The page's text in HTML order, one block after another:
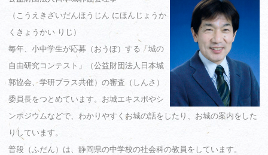
（こうえきざいだんほうじん にほんじょうか
くきょうかい りじ）
毎年、小中学生が応募（おうぼ）する「城の
自由研究コンテスト」（公益財団法人日本城
郭協会、学研プラス共催）の審査（しんさ）
委員長をつとめています。お城エキスポやシ
ンポジウムなどで、わかりやすくお城の話をしたり、お城の案内をした
りしています。
普段（ふだん）は、静岡県の中学校の社会科の教員をしています。